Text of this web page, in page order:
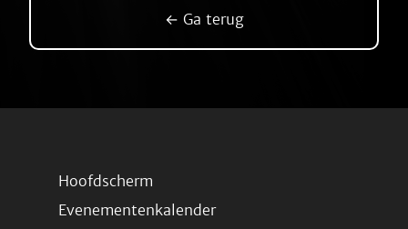
← Ga terug
Hoofdscherm
Evenementenkalender